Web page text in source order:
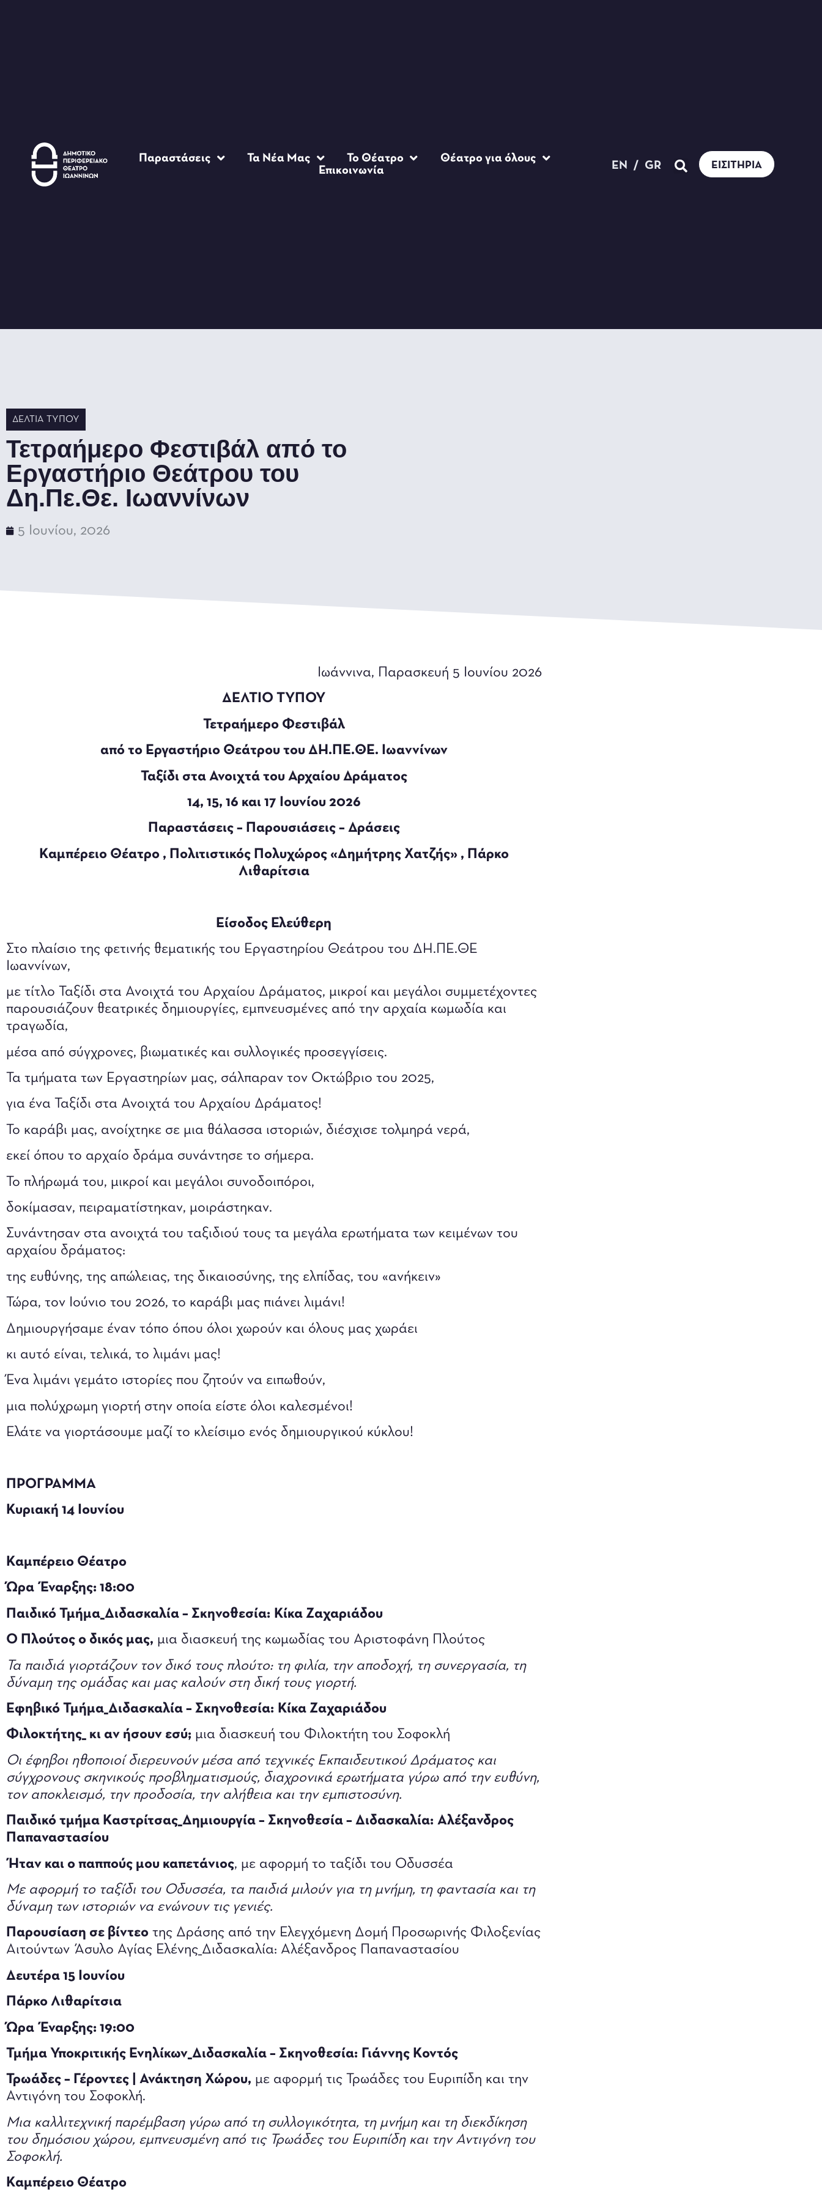
Παραστάσεις Τα Νέα Μας Το Θέατρο
Θέατρο για όλους
Επικοινωνία
EN / GR ΕΙΣΙΤΉΡΙΑ
ΔΕΛΤΊΑ ΤΎΠΟΥ
Τετραήμερο Φεστιβάλ από το
Εργαστήριο Θεάτρου του
Δη.Πε.Θε. Ιωαννίνων
5 Ιουνίου, 2026
Ιωάννινα, Παρασκευή 5 Ιουνίου 2026
ΔΕΛΤΙΟ ΤΥΠΟΥ
Τετραήμερο Φεστιβάλ
από το Εργαστήριο Θεάτρου του ΔΗ.ΠΕ.ΘΕ. Ιωαννίνων
Ταξίδι στα Ανοιχτά του Αρχαίου Δράματος
14, 15, 16 και 17 Ιουνίου 2026
Παραστάσεις – Παρουσιάσεις – Δράσεις
Καμπέρειο Θέατρο , Πολιτιστικός Πολυχώρος «Δημήτρης Χατζής» , Πάρκο
Λιθαρίτσια
Είσοδος Ελεύθερη
Στο πλαίσιο της φετινής θεματικής του Εργαστηρίου Θεάτρου του ΔΗ.ΠΕ.ΘΕ
Ιωαννίνων,
με τίτλο Ταξίδι στα Ανοιχτά του Αρχαίου Δράματος, μικροί και μεγάλοι συμμετέχοντες
παρουσιάζουν θεατρικές δημιουργίες, εμπνευσμένες από την αρχαία κωμωδία και
τραγωδία,
μέσα από σύγχρονες, βιωματικές και συλλογικές προσεγγίσεις.
Τα τμήματα των Εργαστηρίων μας, σάλπαραν τον Οκτώβριο του 2025,
για ένα Ταξίδι στα Ανοιχτά του Αρχαίου Δράματος!
Το καράβι μας, ανοίχτηκε σε μια θάλασσα ιστοριών, διέσχισε τολμηρά νερά,
εκεί όπου το αρχαίο δράμα συνάντησε το σήμερα.
Το πλήρωμά του, μικροί και μεγάλοι συνοδοιπόροι,
δοκίμασαν, πειραματίστηκαν, μοιράστηκαν.
Συνάντησαν στα ανοιχτά του ταξιδιού τους τα μεγάλα ερωτήματα των κειμένων του
αρχαίου δράματος:
της ευθύνης, της απώλειας, της δικαιοσύνης, της ελπίδας, του «ανήκειν»
Τώρα, τον Ιούνιο του 2026, το καράβι μας πιάνει λιμάνι!
Δημιουργήσαμε έναν τόπο όπου όλοι χωρούν και όλους μας χωράει
κι αυτό είναι, τελικά, το λιμάνι μας!
Ένα λιμάνι γεμάτο ιστορίες που ζητούν να ειπωθούν,
μια πολύχρωμη γιορτή στην οποία είστε όλοι καλεσμένοι!
Ελάτε να γιορτάσουμε μαζί το κλείσιμο ενός δημιουργικού κύκλου!
ΠΡΟΓΡΑΜΜΑ
Κυριακή 14 Ιουνίου
Καμπέρειο Θέατρο
Ώρα Έναρξης: 18:00
Παιδικό Τμήμα_Διδασκαλία – Σκηνοθεσία: Κίκα Ζαχαριάδου
Ο Πλούτος ο δικός μας, μια διασκευή της κωμωδίας του Αριστοφάνη Πλούτος
Τα παιδιά γιορτάζουν τον δικό τους πλούτο: τη φιλία, την αποδοχή, τη συνεργασία, τη
δύναμη της ομάδας και μας καλούν στη δική τους γιορτή.
Εφηβικό Τμήμα_Διδασκαλία – Σκηνοθεσία: Κίκα Ζαχαριάδου
Φιλοκτήτης_ κι αν ήσουν εσύ; μια διασκευή του Φιλοκτήτη του Σοφοκλή
Οι έφηβοι ηθοποιοί διερευνούν μέσα από τεχνικές Εκπαιδευτικού Δράματος και
σύγχρονους σκηνικούς προβληματισμούς, διαχρονικά ερωτήματα γύρω από την ευθύνη,
τον αποκλεισμό, την προδοσία, την αλήθεια και την εμπιστοσύνη.
Παιδικό τμήμα Καστρίτσας_Δημιουργία – Σκηνοθεσία – Διδασκαλία: Αλέξανδρος
Παπαναστασίου
Ήταν και ο παππούς μου καπετάνιος, με αφορμή το ταξίδι του Οδυσσέα
Με αφορμή το ταξίδι του Οδυσσέα, τα παιδιά μιλούν για τη μνήμη, τη φαντασία και τη
δύναμη των ιστοριών να ενώνουν τις γενιές.
Παρουσίαση σε βίντεο της Δράσης από την Ελεγχόμενη Δομή Προσωρινής Φιλοξενίας
Αιτούντων Άσυλο Αγίας Ελένης_Διδασκαλία: Αλέξανδρος Παπαναστασίου
Δευτέρα 15 Ιουνίου
Πάρκο Λιθαρίτσια
Ώρα Έναρξης: 19:00
Τμήμα Υποκριτικής Ενηλίκων_Διδασκαλία – Σκηνοθεσία: Γιάννης Κοντός
Τρωάδες – Γέροντες | Ανάκτηση Χώρου, με αφορμή τις Τρωάδες του Ευριπίδη και την
Αντιγόνη του Σοφοκλή.
Μια καλλιτεχνική παρέμβαση γύρω από τη συλλογικότητα, τη μνήμη και τη διεκδίκηση
του δημόσιου χώρου, εμπνευσμένη από τις Τρωάδες του Ευριπίδη και την Αντιγόνη του
Σοφοκλή.
Καμπέρειο Θέατρο